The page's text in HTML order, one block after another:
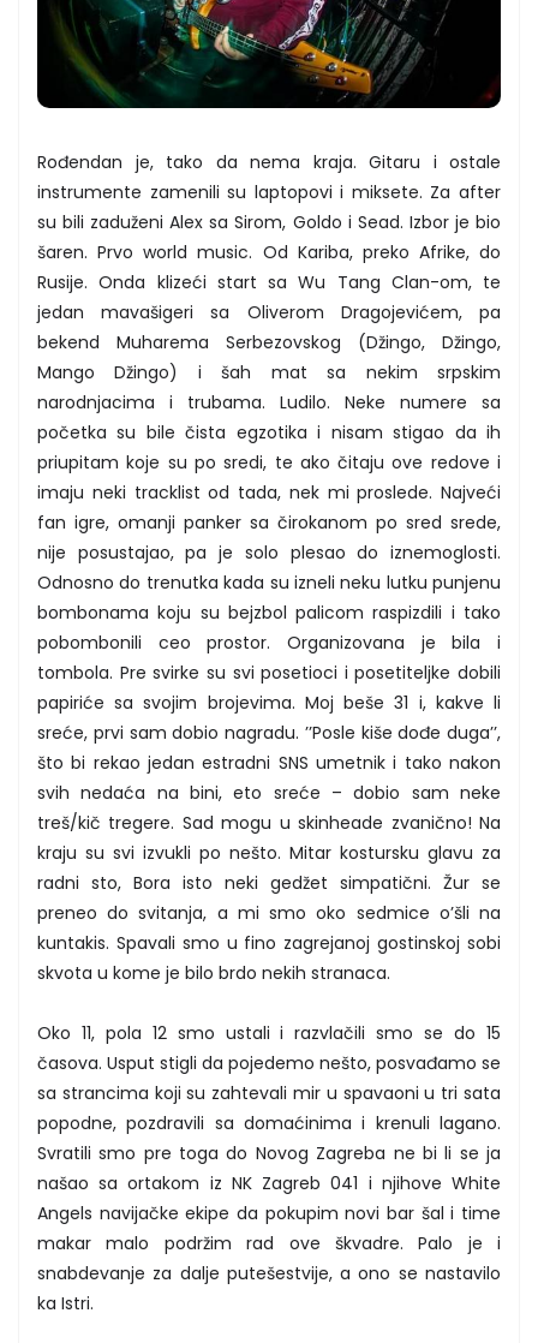
Rođendan je, tako da nema kraja. Gitaru i ostale
instrumente zamenili su laptopovi i miksete. Za after
su bili zaduženi Alex sa Sirom, Goldo i Sead. Izbor je bio
šaren. Prvo world music. Od Kariba, preko Afrike, do
Rusije. Onda klizeći start sa Wu Tang Clan-om, te
jedan mavašigeri sa Oliverom Dragojevićem, pa
bekend Muharema Serbezovskog (Džingo, Džingo,
Mango Džingo) i šah mat sa nekim srpskim
narodnjacima i trubama. Ludilo. Neke numere sa
početka su bile čista egzotika i nisam stigao da ih
priupitam koje su po sredi, te ako čitaju ove redove i
imaju neki tracklist od tada, nek mi proslede. Najveći
fan igre, omanji panker sa čirokanom po sred srede,
nije posustajao, pa je solo plesao do iznemoglosti.
Odnosno do trenutka kada su izneli neku lutku punjenu
bombonama koju su bejzbol palicom raspizdili i tako
pobombonili ceo prostor. Organizovana je bila i
tombola. Pre svirke su svi posetioci i posetiteljke dobili
papiriće sa svojim brojevima. Moj beše 31 i, kakve li
sreće, prvi sam dobio nagradu. ’’Posle kiše dođe duga’’,
što bi rekao jedan estradni SNS umetnik i tako nakon
svih nedaća na bini, eto sreće – dobio sam neke
treš/kič tregere. Sad mogu u skinheade zvanično! Na
kraju su svi izvukli po nešto. Mitar kostursku glavu za
radni sto, Bora isto neki gedžet simpatični. Žur se
preneo do svitanja, a mi smo oko sedmice o’šli na
kuntakis. Spavali smo u fino zagrejanoj gostinskoj sobi
skvota u kome je bilo brdo nekih stranaca.
Oko 11, pola 12 smo ustali i razvlačili smo se do 15
časova. Usput stigli da pojedemo nešto, posvađamo se
sa strancima koji su zahtevali mir u spavaoni u tri sata
popodne, pozdravili sa domaćinima i krenuli lagano.
Svratili smo pre toga do Novog Zagreba ne bi li se ja
našao sa ortakom iz NK Zagreb 041 i njihove White
Angels navijačke ekipe da pokupim novi bar šal i time
makar malo podržim rad ove škvadre. Palo je i
snabdevanje za dalje putešestvije, a ono se nastavilo
ka Istri.